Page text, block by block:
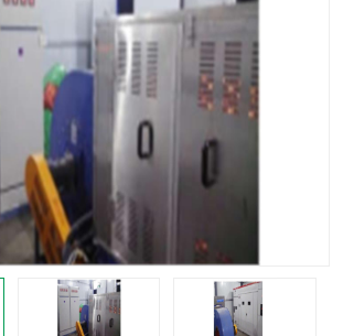
红外辐射吸收涂料
验设备 电工电气
红外加热控制器
热环境试验设备
料 定波长红外辐射加热器
焦炉 烤箱烘箱